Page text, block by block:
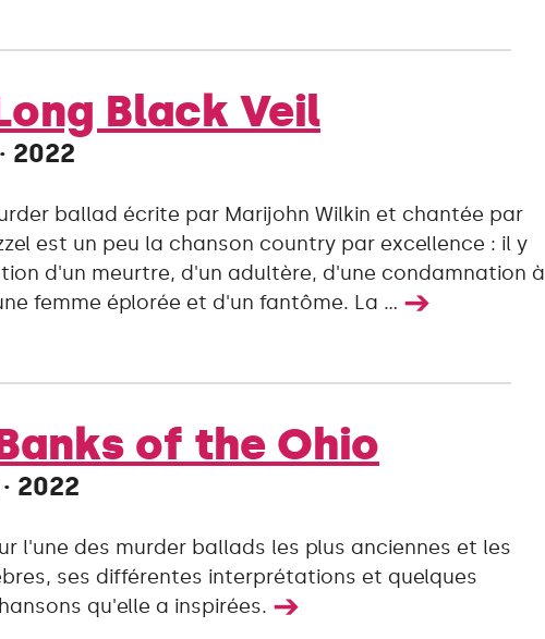
Black Veil
2022
ballad écrite par Marijohn Wilkin et chantée par
est un peu la chanson country par excellence : il y
d'un meurtre, d'un adultère, d'une condamnation à
femme éplorée et d'un fantôme. La ... ➔
of the Ohio
2022
l'une des murder ballads les plus anciennes et les
ses différentes interprétations et quelques
qu'elle a inspirées. ➔